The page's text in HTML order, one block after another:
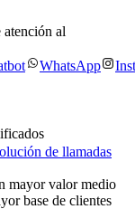
atención al
WhatsApp
de llamadas
mayor valor medio
base de clientes